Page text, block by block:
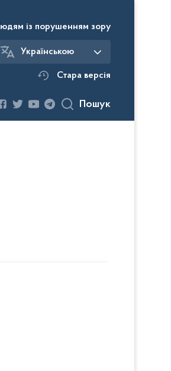
із порушенням зору
Українською
Стара версія
Пошук